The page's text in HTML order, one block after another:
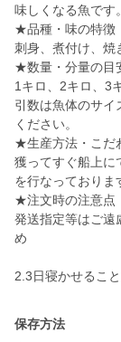
味しくなる魚です。
★品種・味の特徴
刺身、煮付け、焼
★数量・分量の目
1キロ、2キロ、3
引数は魚体のサイ
ください。
★生産方法・こだ
獲ってすぐ船上に
を行なっておりま
★注文時の注意点
発送指定等はご遠
め
保存方法